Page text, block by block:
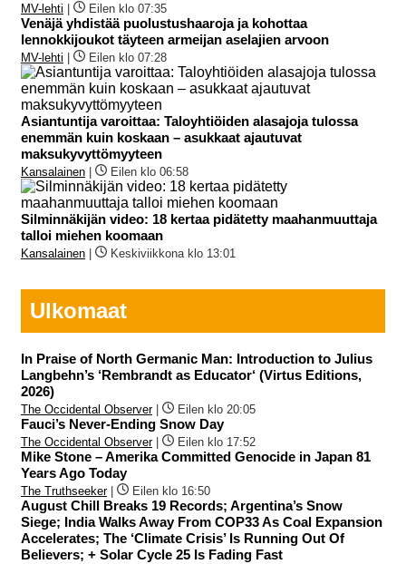
MV-lehti Eilen klo 07:35
Venäjä yhdistää puolustushaaroja ja kohottaa
lennokkijoukot täyteen armeijan aselajien arvoon
MV-lehti Eilen klo 07:28
Asiantuntija varoittaa: Taloyhtiöiden alasajoja tulossa
enemmän kuin koskaan – asukkaat ajautuvat
maksukyvyttömyyteen
Kansalainen Eilen klo 06:58
Silminnäkijän video: 18 kertaa pidätetty maahanmuuttaja
talloi miehen koomaan
Kansalainen Keskiviikkona klo 13:01
Ulkomaat
In Praise of North Germanic Man: Introduction to Julius
Langbehn’s ‘Rembrandt as Educator‘ (Virtus Editions,
2026)
The Occidental Observer| Eilen klo 20:05
Fauci’s Never-Ending Snow Day
The Occidental Observer| Eilen klo 17:52
Mike Stone – Amerika Committed Genocide in Japan 81
Years Ago Today
The Truthseeker| Eilen klo 16:50
August Chill Breaks 19 Records; Argentina’s Snow
Siege; India Walks Away From COP33 As Coal Expansion
Accelerates; The ‘Climate Crisis’ Is Running Out Of
Believers; + Solar Cycle 25 Is Fading Fast